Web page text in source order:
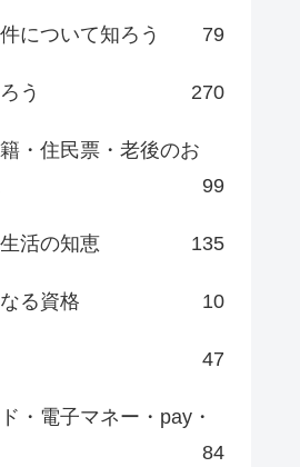
について知ろう 79
う 270
・住民票・老後のお
99
活の知恵 135
る資格 10
47
・電子マネー・pay・
84